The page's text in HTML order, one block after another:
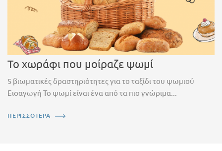
Το χωράφι που μοίραζε ψωμί
5 βιωματικές δραστηριότητες για το ταξίδι του ψωμιού
Εισαγωγή Το ψωμί είναι ένα από τα πιο γνώριμα...
ΠΕΡΙΣΣΟΤΕΡΑ